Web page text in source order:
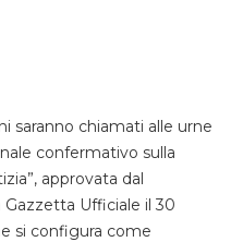
saranno chiamati alle urne
confermativo sulla
approvata dal
Ufficiale il 30
si configura come